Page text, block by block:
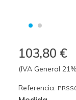
103,80 €
(IVA General
Referencia: